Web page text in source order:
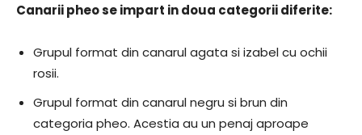
Canarii pheo se impart in doua categorii diferite:
Grupul format din canarul agata si izabel cu ochii
rosii.
Grupul format din canarul negru si brun din
categoria pheo. Acestia au un penaj aproape